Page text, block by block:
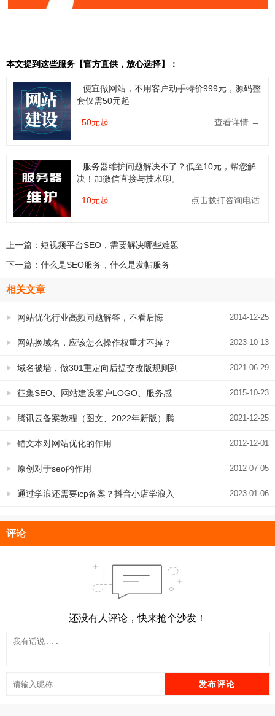
本文提到这些服务【官方直供，放心选择】：
便宜做网站，不用客户动手特价999元，源码整
套仅需50元起
50元起 查看详情 →
服务器维护问题解决不了？低至10元，帮您解
决！加微信直接与技术聊。
10元起 点击拨打咨询电话
上一篇： 短视频平台SEO，需要解决哪些难题
下一篇： 什么是SEO服务，什么是发帖服务
相关文章
2014-12-25
网站优化行业高频问题解答，不看后悔
2023-10-13
网站换域名，应该怎么操作权重才不掉？
2021-06-29
域名被墙，做301重定向后提交改版规则到
站长资源平台是否管用 2015-10-23
征集SEO、网站建设客户LOGO、服务感
言，提供免费多方位展示 2021-12-25
腾讯云备案教程（图文、2022年新版）腾
讯网站备案全过程记录 2012-12-01
锚文本对网站优化的作用
2012-07-05
原创对于seo的作用
2023-01-06
通过学浪还需要icp备案？抖音小店学浪入
评论
还没有人评论，快来抢个沙发！
发布评论